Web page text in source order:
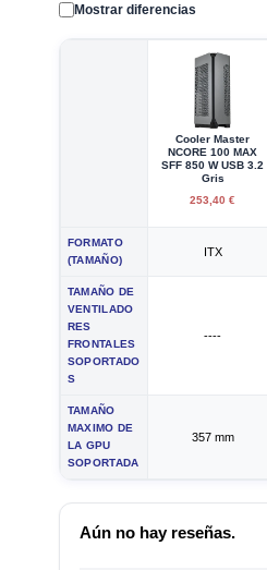
Mostrar diferencias
Cooler Master
NCORE 100 MAX
SFF 850 W USB 3.2
Gris
253,40 €
FORMATO
(TAMAÑO)
ITX
TAMAÑO DE
VENTILADO
RES
FRONTALES
SOPORTADO
S
----
TAMAÑO
MAXIMO DE
LA GPU
SOPORTADA
357 mm
Aún no hay reseñas.